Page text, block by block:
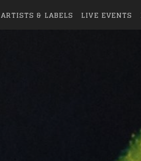
ARTISTS & LABELS LIVE EVENTS